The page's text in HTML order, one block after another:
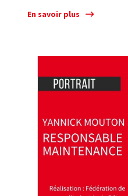
En savoir plus